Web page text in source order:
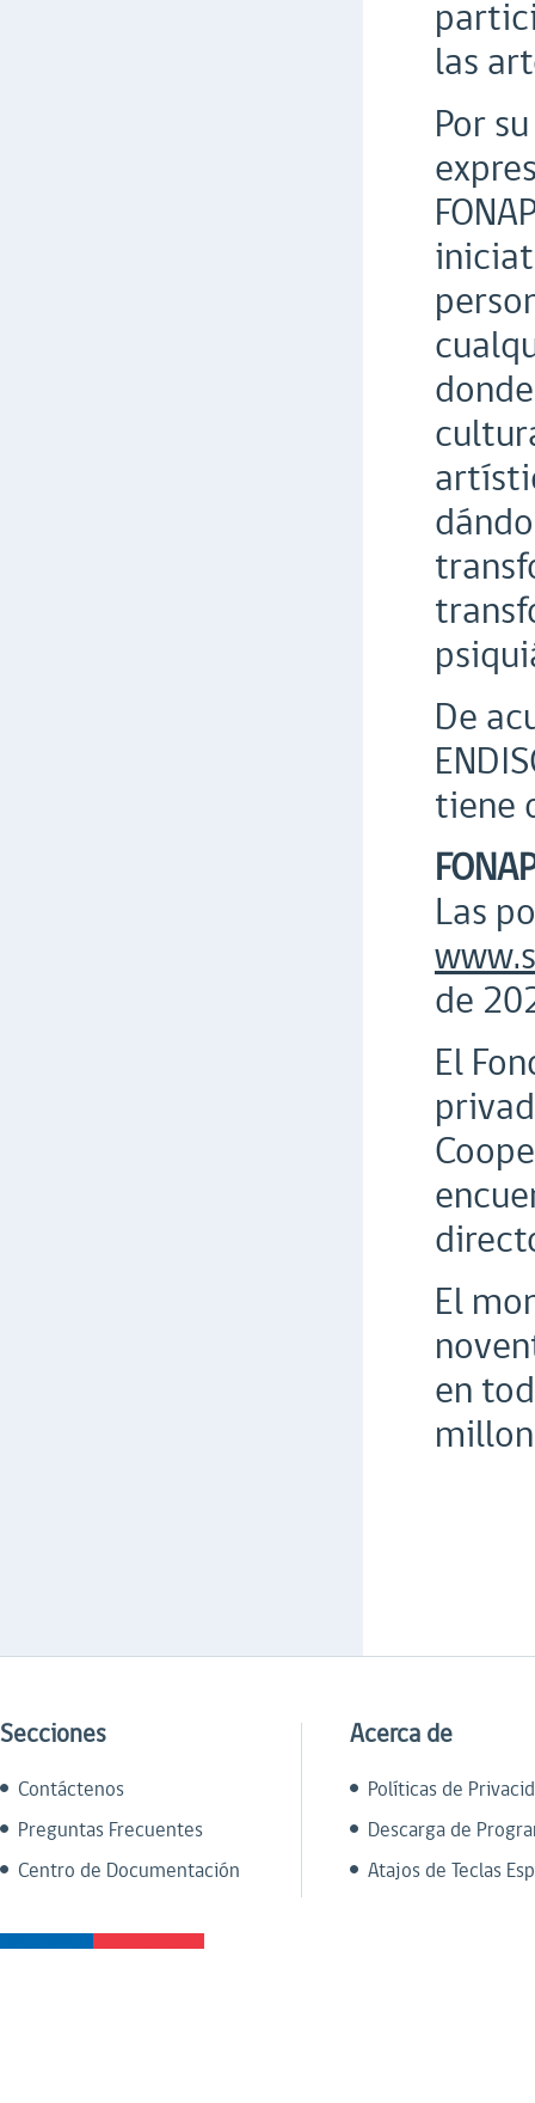
las
Por
De
tiene
Las
de
El
El
en
Secciones
Contáctenos
Preguntas Frecuentes
Centro de Documentación
Acerca de
Políticas de
Descarga de
Atajos de Teclas